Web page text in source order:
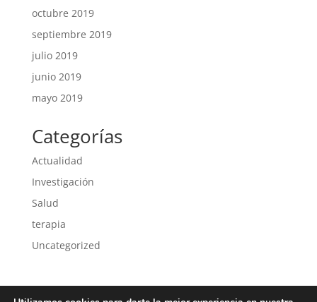
octubre 2019
septiembre 2019
julio 2019
junio 2019
mayo 2019
Categorías
Actualidad
Investigación
Salud
terapia
Uncategorized